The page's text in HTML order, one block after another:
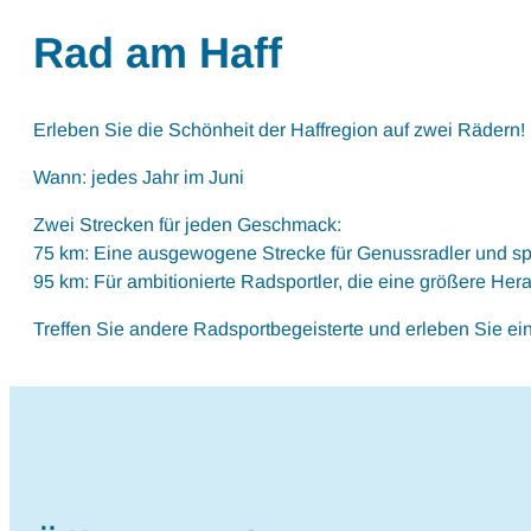
Rad am Haff
Erleben Sie die Schönheit der Haffregion auf zwei Rädern!
Wann: jedes Jahr im Juni
Zwei Strecken für jeden Geschmack:
75 km: Eine ausgewogene Strecke für Genussradler und
95 km: Für ambitionierte Radsportler, die eine größere
Treffen Sie andere Radsportbegeisterte und erleben Sie